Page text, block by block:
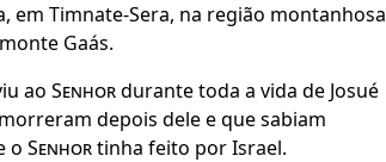
em Timnate-Sera, na região montanhosa
Gaás.
ao Senhordurante toda a vida de Josué
depois dele e que sabiam
o Senhortinha feito por Israel.